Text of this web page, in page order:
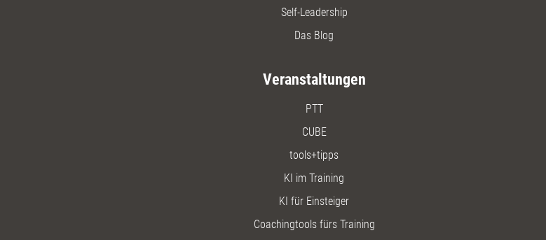
Self-Leadership
Das Blog
Veranstaltungen
PTT
CUBE
tools+tipps
KI im Training
KI für Einsteiger
Coachingtools fürs Training